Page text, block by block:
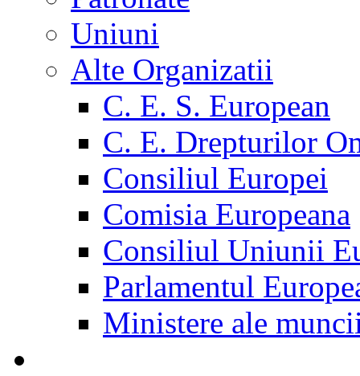
Uniuni
Alte Organizatii
C. E. S. European
C. E. Drepturilor
Consiliul Europei
Comisia Europeana
Consiliul Uniunii
Parlamentul
Ministere ale